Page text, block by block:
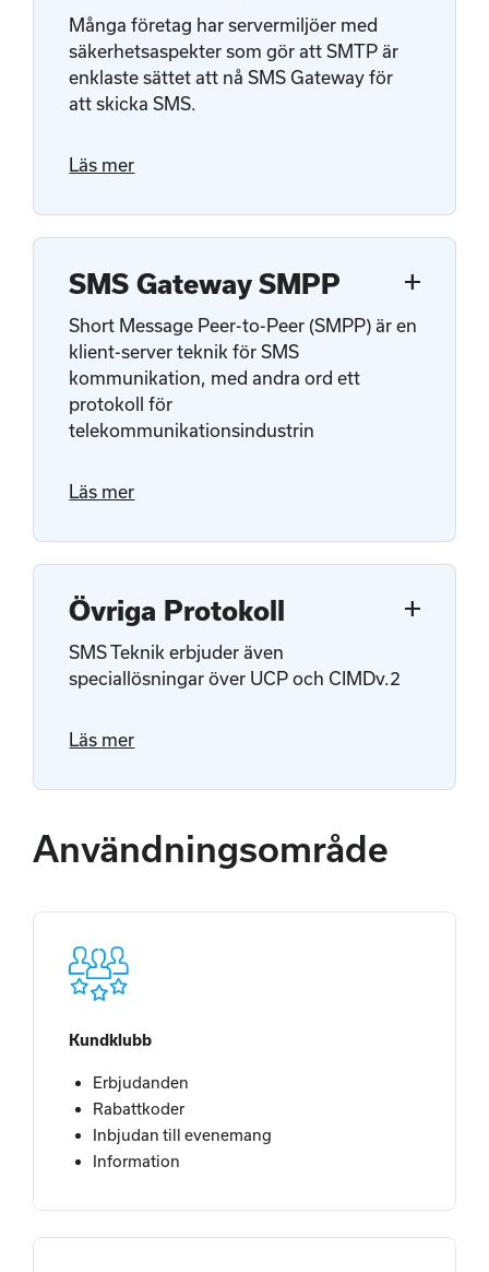
Många företag har servermiljöer med
säkerhetsaspekter som gör att SMTP är
enklaste sättet att nå SMS Gateway för
att skicka SMS.
Läs mer
add
SMS Gateway SMPP
Short Message Peer-to-Peer (SMPP) är en
klient-server teknik för SMS
kommunikation, med andra ord ett
protokoll för
telekommunikationsindustrin
Läs mer
add
Övriga Protokoll
SMS Teknik erbjuder även
speciallösningar över UCP och CIMDv.2
Läs mer
Användningsområde
Kundklubb
Erbjudanden
Rabattkoder
Inbjudan till evenemang
Information